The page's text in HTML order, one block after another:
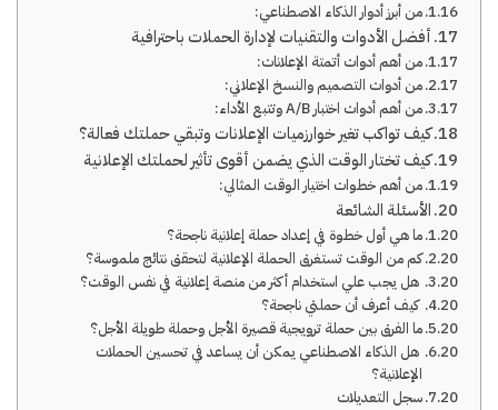
من أبرز أدوار الذكاء الاصطناعي:
أفضل الأدوات والتقنيات لإدارة الحملات باحترافية
من أهم أدوات أتمتة الإعلانات:
من أدوات التصميم والنسخ الإعلاني:
من أهم أدوات اختبار A/B وتتبع الأداء:
كيف تواكب تغير خوارزميات الإعلانات وتبقي حملتك فعالة؟
كيف تختار الوقت الذي يضمن أقوى تأثير لحملتك الإعلانية
من أهم خطوات اختيار الوقت المثالي:
الأسئلة الشائعة
ما هي أول خطوة في إعداد حملة إعلانية ناجحة؟
كم من الوقت تستغرق الحملة الإعلانية لتحقق نتائج ملموسة؟
هل يجب علي استخدام أكثر من منصة إعلانية في نفس الوقت؟
كيف أعرف أن حملتي ناجحة؟
ما الفرق بين حملة ترويجية قصيرة الأجل وحملة طويلة الأجل؟
هل الذكاء الاصطناعي يمكن أن يساعد في تحسين الحملات
الإعلانية؟
سجل التعديلات